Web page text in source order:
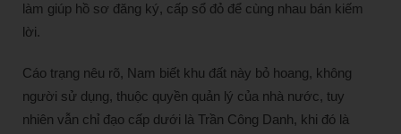
làm giúp hồ sơ đăng ký, cấp sổ đỏ để cùng nhau bán kiếm
lời.
Cáo trạng nêu rõ, Nam biết khu đất này bỏ hoang, không
người sử dụng, thuộc quyền quản lý của nhà nước, tuy
nhiên vẫn chỉ đạo cấp dưới là Trần Công Danh, khi đó là